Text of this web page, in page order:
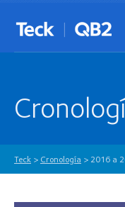
Teck > Cronología > 2016 a